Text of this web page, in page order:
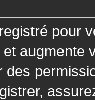
pour
augmente
des